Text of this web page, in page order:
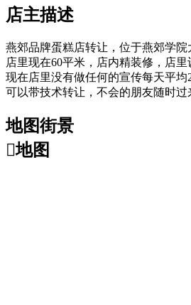
店主描述
燕郊品牌蛋糕店转让，位于燕郊学
店里现在60平米，店内精装修，店里
现在店里没有做任何的宣传每天平
可以带技术转让，不会的朋友随时过
地图街景
地图